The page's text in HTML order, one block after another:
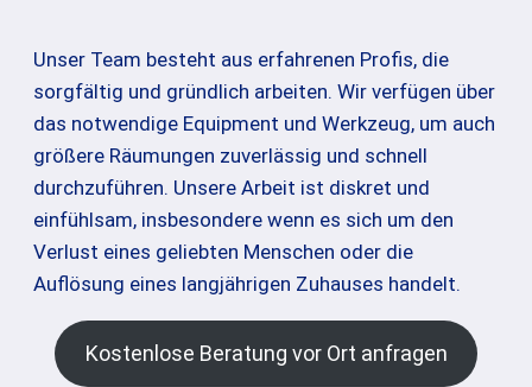
Unser Team besteht aus erfahrenen Profis, die
sorgfältig und gründlich arbeiten. Wir verfügen über
das notwendige Equipment und Werkzeug, um auch
größere Räumungen zuverlässig und schnell
durchzuführen. Unsere Arbeit ist diskret und
einfühlsam, insbesondere wenn es sich um den
Verlust eines geliebten Menschen oder die
Auflösung eines langjährigen Zuhauses handelt.
Kostenlose Beratung vor Ort anfragen